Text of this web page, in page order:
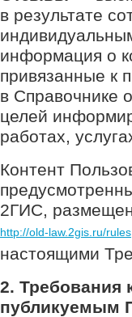
в результате
информация о
привязанные к
в Справочнике
целей
работах,
Контент
2ГИС,
http://old-law.2gis.ru/rules
настоящими
2. Требования
публикуемым